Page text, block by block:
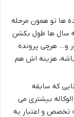
ها تو همون مرحله
سال ها طول بکشن
و… هرچی پرونده
هزینه اش هم
که سابقه
بیشتری می
تخصص و اعتبار یه